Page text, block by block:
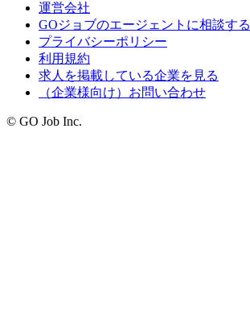
運営会社
GOジョブのエージェントに相談する
プライバシーポリシー
利用規約
求人を掲載している企業を見る
（企業様向け）お問い合わせ
© GO Job Inc.